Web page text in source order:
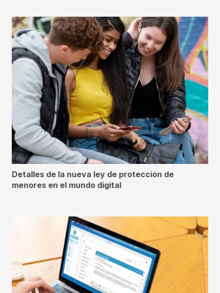
Detalles de la nueva ley de protección de
menores en el mundo digital